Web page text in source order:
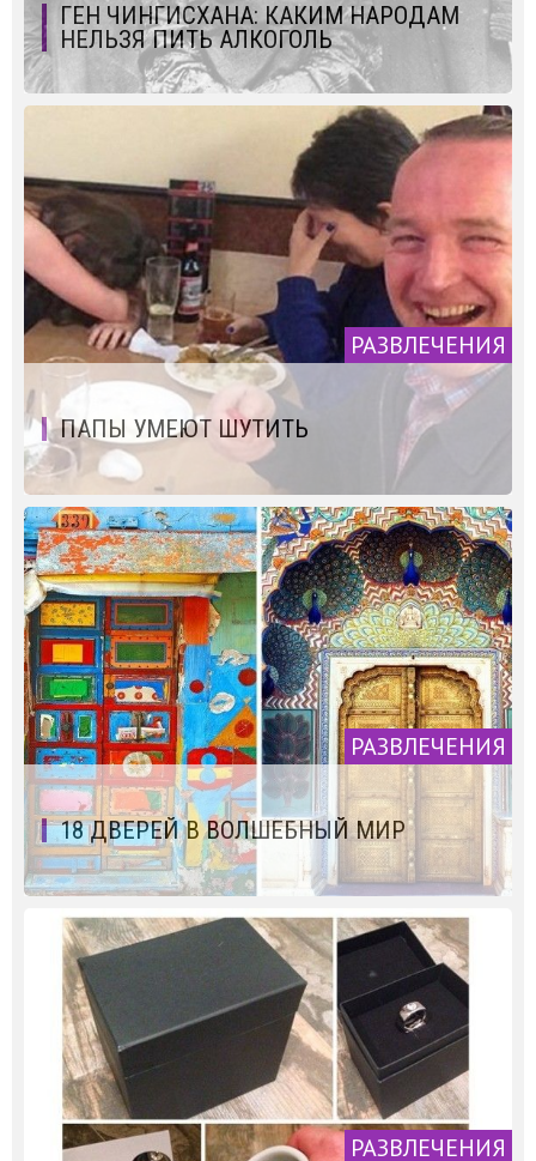
ГЕН ЧИНГИСХАНА: КАКИМ НАРОДАМ
НЕЛЬЗЯ ПИТЬ АЛКОГОЛЬ
РАЗВЛЕЧЕНИЯ
ПАПЫ УМЕЮТ ШУТИТЬ
РАЗВЛЕЧЕНИЯ
18 ДВЕРЕЙ В ВОЛШЕБНЫЙ МИР
РАЗВЛЕЧЕНИЯ